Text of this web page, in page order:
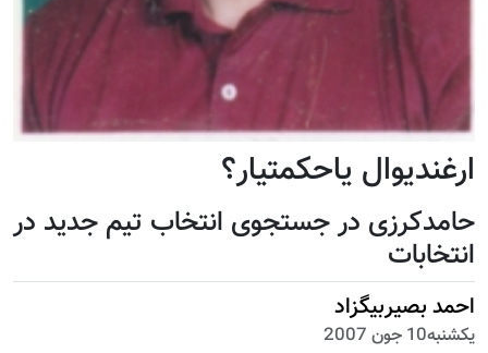
ارغندیوال یاحکمتیار؟
حامدکرزی در جستجوی انتخاب تیم جدید در
انتخابات
احمد بصيربيگزاد
يكشنبه10 جون 2007